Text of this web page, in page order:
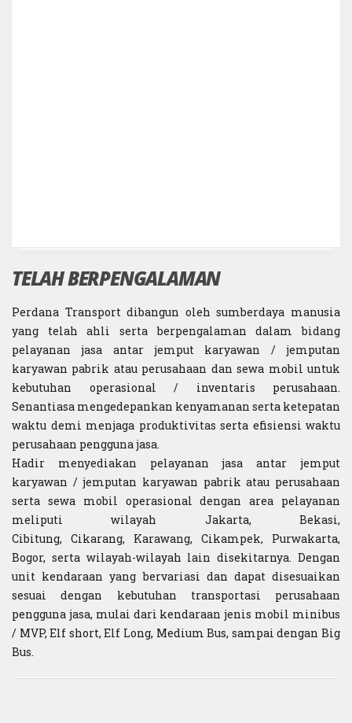
TELAH BERPENGALAMAN
Perdana Transport dibangun oleh sumberdaya manusia
yang telah ahli serta berpengalaman dalam bidang
pelayanan jasa antar jemput karyawan / jemputan
karyawan pabrik atau perusahaan dan sewa mobil untuk
kebutuhan operasional / inventaris perusahaan.
Senantiasa mengedepankan kenyamanan serta ketepatan
waktu demi menjaga produktivitas serta efisiensi waktu
perusahaan pengguna jasa.
Hadir menyediakan pelayanan jasa antar jemput
karyawan / jemputan karyawan pabrik atau perusahaan
serta sewa mobil operasional dengan area pelayanan
meliputi wilayah Jakarta, Bekasi,
Cibitung, Cikarang, Karawang, Cikampek, Purwakarta,
Bogor, serta wilayah-wilayah lain disekitarnya. Dengan
unit kendaraan yang bervariasi dan dapat disesuaikan
sesuai dengan kebutuhan transportasi perusahaan
pengguna jasa, mulai dari kendaraan jenis mobil minibus
/ MVP, Elf short, Elf Long, Medium Bus, sampai dengan Big
Bus.